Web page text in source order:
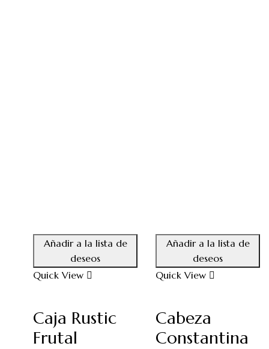
Añadir a la lista de
deseos
Quick View
Caja Rustic
Frutal
Añadir a la lista de
deseos
Quick View
Cabeza
Constantina